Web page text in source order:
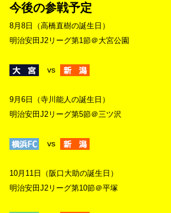
今後の参戦予定
8月8日（高橋直樹の誕生日）
明治安田J2リーグ第1節＠大宮公園
vs
9月6日（寺川能人の誕生日）
明治安田J2リーグ第5節＠三ツ沢
vs
10月11日（阪口大助の誕生日）
明治安田J2リーグ第10節＠平塚